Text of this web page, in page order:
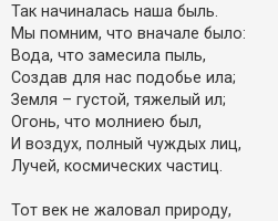
Так начиналась наша быль.
Мы помним, что вначале было:
Вода, что замесила пыль,
Создав для нас подобье ила;
Земля – густой, тяжелый ил;
Oгонь, что молниею был,
И воздух, полный чуждых лиц,
Лучей, космических частиц.
Тот век не жаловал природу,